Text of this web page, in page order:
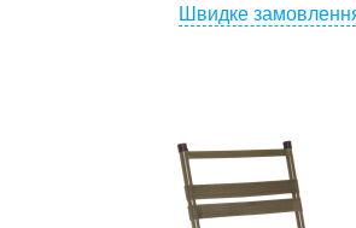
Швидке